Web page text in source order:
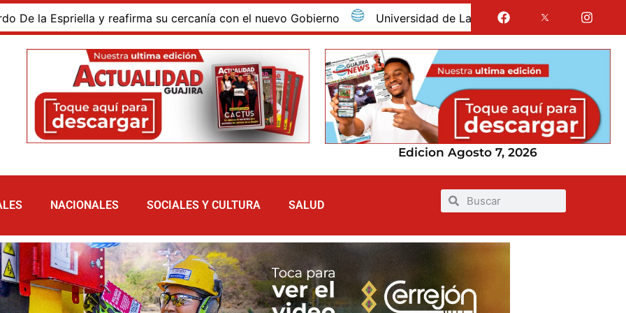
y reafirma su cercanía con el nuevo Gobierno Universidad de La Guajira celebró la obtención del
Edicion Agosto 7, 2026
NACIONALES SOCIALES Y CULTURA SALUD